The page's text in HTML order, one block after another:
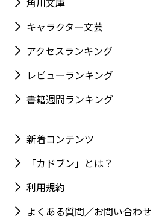
キャラクター文芸
アクセスランキング
レビューランキング
書籍週間ランキング
新着コンテンツ
「カドブン」とは？
利用規約
よくある質問／お問い合わせ